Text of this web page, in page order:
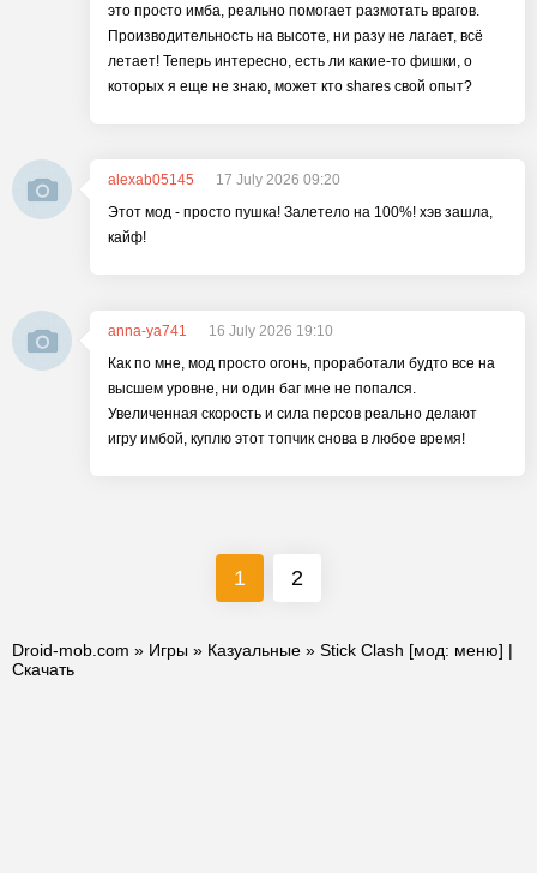
это просто имба, реально помогает размотать врагов.
Производительность на высоте, ни разу не лагает, всё
летает! Теперь интересно, есть ли какие-то фишки, о
которых я еще не знаю, может кто shares свой опыт?
alexab05145
17 July 2026 09:20
Этот мод - просто пушка! Залетело на 100%! хэв зашла,
кайф!
anna-ya741
16 July 2026 19:10
Как по мне, мод просто огонь, проработали будто все на
высшем уровне, ни один баг мне не попался.
Увеличенная скорость и сила персов реально делают
игру имбой, куплю этот топчик снова в любое время!
1 2
Droid-mob.com » Игры » Казуальные » Stick Clash [мод: меню] |
Скачать